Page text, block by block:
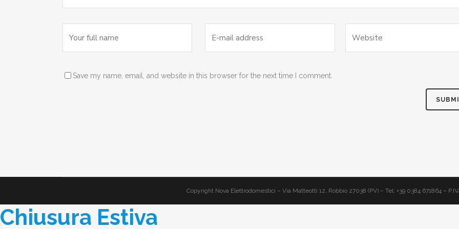
Save my name, email, and website in this browser for the next time I comment.
Copyright Nova Elettrodomestici – Via Matteotti 12, Robbio 27038 (PV) – Tel: +39 0384 671864 –
Chiusura Estiva